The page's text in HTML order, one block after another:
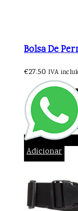
Bolsa De
€27.50 IVA
Adicionar